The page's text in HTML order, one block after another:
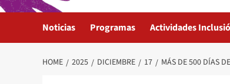
Noticias Programas Actividades
HOME 2025 DICIEMBRE 17 MÁS DE 500 DÍAS